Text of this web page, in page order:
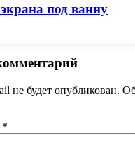
под ванну
не будет опубликован.
*